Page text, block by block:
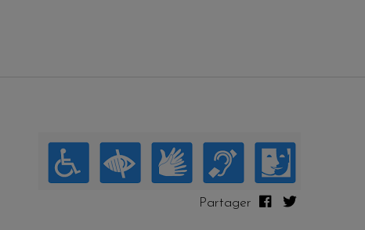
Partager